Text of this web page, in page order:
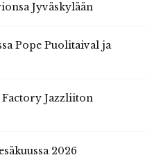
Jyväskylään
Pope Puolitaival ja
Jazzliiton
2026